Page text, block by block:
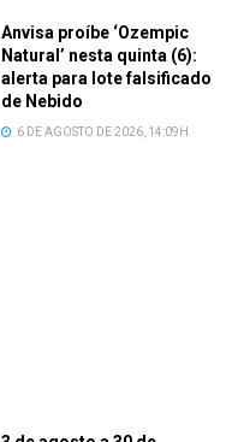
Anvisa proíbe ‘Ozempic
Natural’ nesta quinta (6):
alerta para lote falsificado
de Nebido
6 DE AGOSTO DE 2026, 14:09H